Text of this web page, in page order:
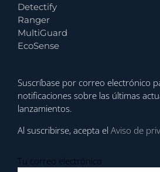
Detectify
Ranger
MultiGuard
EcoSense
Suscríbase por correo electrónico
notificaciones sobre las últimas
lanzamientos.
Al suscribirse, acepta el Aviso de
Tu correo electrónico